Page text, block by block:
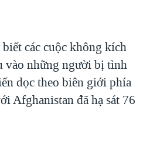
VIỆT NAM
TẠI VIỆT NAM
PHỦ VIỆT NAM
các cuộc không kích
vào những người bị tình
dọc theo biên giới phía
Afghanistan đã hạ sát 76